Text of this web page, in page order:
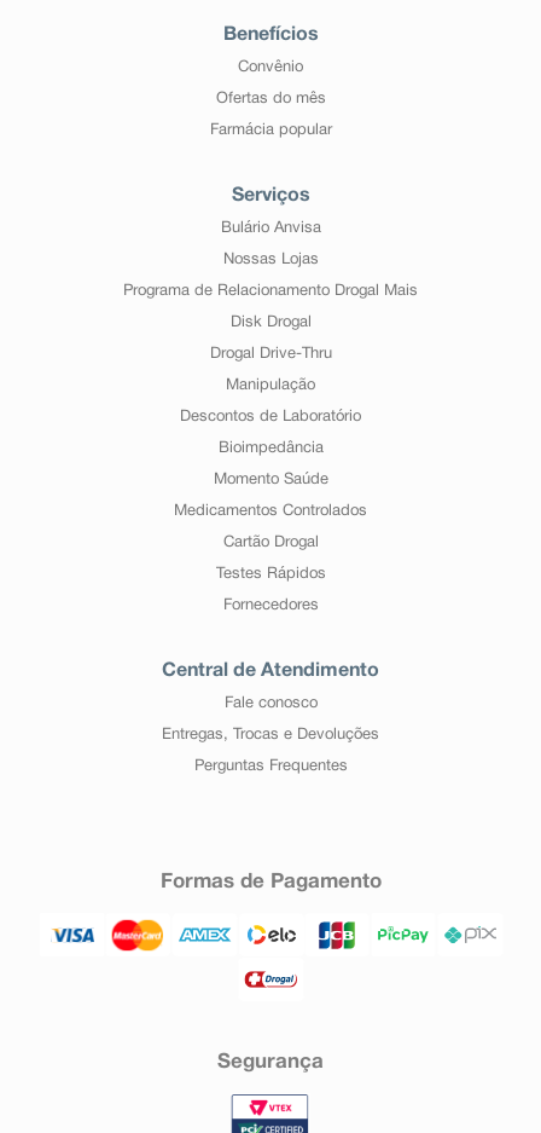
Benefícios
Convênio
Ofertas do mês
Farmácia popular
Serviços
Bulário Anvisa
Nossas Lojas
Programa de Relacionamento Drogal Mais
Disk Drogal
Drogal Drive-Thru
Manipulação
Descontos de Laboratório
Bioimpedância
Momento Saúde
Medicamentos Controlados
Cartão Drogal
Testes Rápidos
Fornecedores
Central de Atendimento
Fale conosco
Entregas, Trocas e Devoluções
Perguntas Frequentes
Formas de Pagamento
Segurança